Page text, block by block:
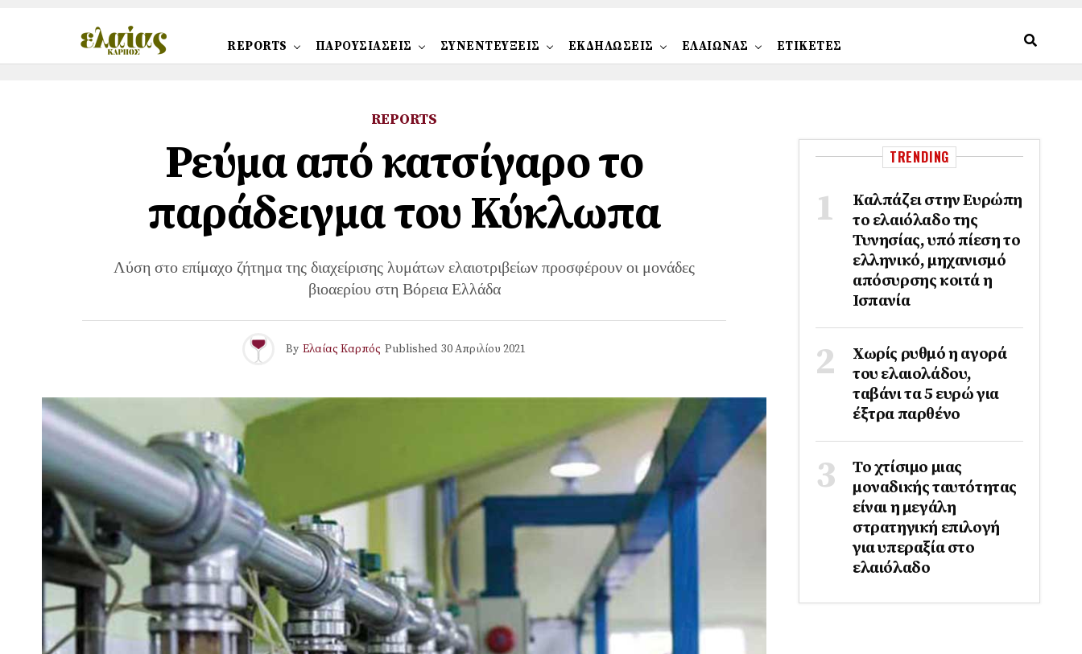
REPORTS ΠΑΡΟΥΣΙΑΣΕΙΣ ΣΥΝΕΝΤΕΥΞΕΙΣ ΕΚΔΗΛΩΣΕΙΣ ΕΛΑΙΩΝΑΣ ΕΤΙΚΕΤΕΣ
REPORTS
Ρεύμα από κατσίγαρο το
παράδειγμα του Κύκλωπα
Λύση στο επίμαχο ζήτημα της διαχείρισης λυμάτων ελαιοτριβείων προσφέρουν οι μονάδες
βιοαερίου στη Βόρεια Ελλάδα
By Ελαίας Καρπός Published 30 Απριλίου 2021
TRENDING
Καλπάζει στην Ευρώπη
το ελαιόλαδο της
Τυνησίας, υπό πίεση το
ελληνικό, μηχανισμό
απόσυρσης κοιτά η
Ισπανία
Χωρίς ρυθμό η αγορά
του ελαιολάδου,
ταβάνι τα 5 ευρώ για
έξτρα παρθένο
Το χτίσιμο μιας
μοναδικής ταυτότητας
είναι η μεγάλη
στρατηγική επιλογή
για υπεραξία στο
ελαιόλαδο